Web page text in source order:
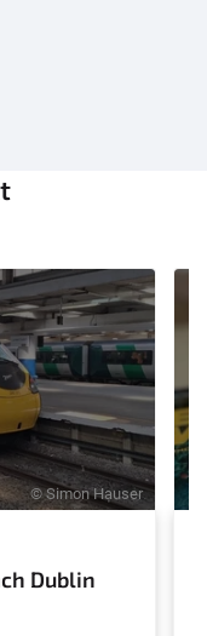
© Simon Hauser
Dublin